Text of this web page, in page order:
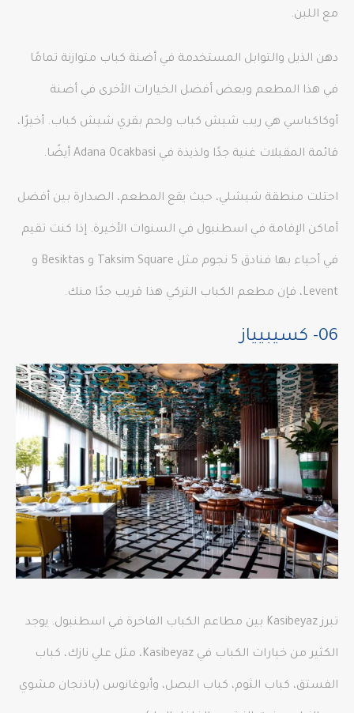
مع اللبن.
دهن الذيل والتوابل المستخدمة في أضنة كباب متوازنة تمامًا
في هذا المطعم وبعض أفضل الخيارات الأخرى في أضنة
أوكاكباسي هي ريب شيش كباب ولحم بقري شيش كباب. أخيرًا،
قائمة المقبلات غنية جدًا ولذيذة في Adana Ocakbasi أيضًا.
احتلت منطقة شيشلي، حيث يقع المطعم، الصدارة بين أفضل
أماكن الإقامة في اسطنبول في السنوات الأخيرة. إذا كنت تقيم
في أحياء بها فنادق 5 نجوم مثل Taksim Square و Besiktas و
Levent، فإن مطعم الكباب التركي هذا قريب جدًا منك.
06- كسيبيياز
تبرز Kasibeyaz بين مطاعم الكباب الفاخرة في اسطنبول. يوجد
الكثير من خيارات الكباب في Kasibeyaz، مثل علي نازك، كباب
الفستق، كباب الثوم، كباب البصل، وأبوغانوس (باذنجان مشوي